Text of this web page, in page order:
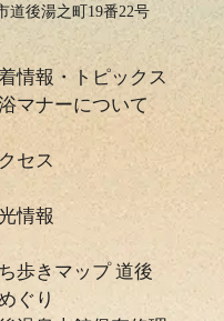
道後湯之町19番22号
情報・トピックス
マナーについて
セス
情報
歩きマップ 道後
ぐり